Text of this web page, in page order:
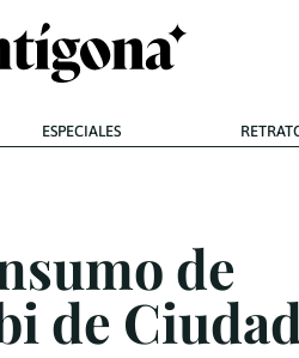
ESPECIALES
de
de Ciudad